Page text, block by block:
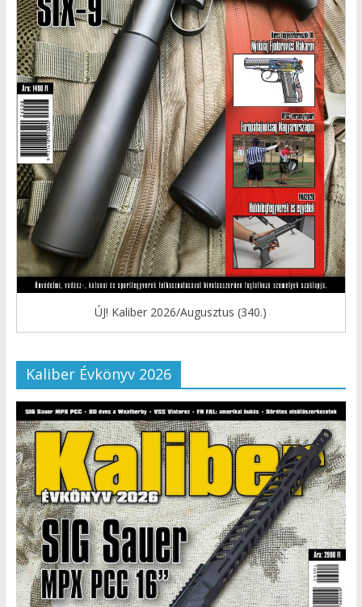
ÚJ! Kaliber 2026/Augusztus (340.)
Kaliber Évkönyv 2026